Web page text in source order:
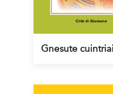
Gnesute